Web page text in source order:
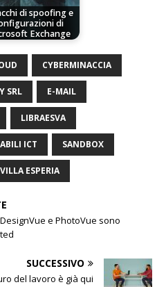
di spoofing e
di
Exchange
CYBERMINACCIA
SRL E-MAIL
LIBRAESVA
ICT SANDBOX
VILLA ESPERIA
e PhotoVue sono
SUCCESSIVO
del lavoro è già qui